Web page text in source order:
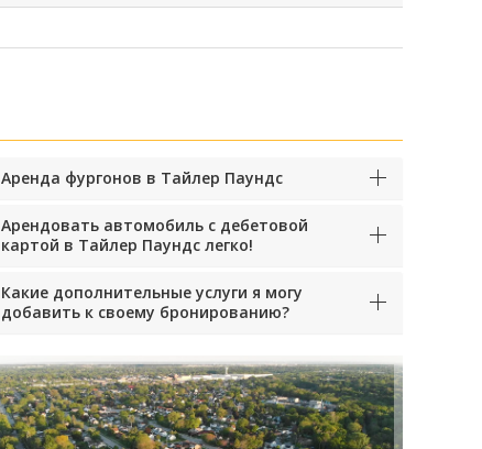
Аренда фургонов в Тайлер Паундс
Арендовать автомобиль с дебетовой
картой в Тайлер Паундс легко!
Какие дополнительные услуги я могу
добавить к своему бронированию?